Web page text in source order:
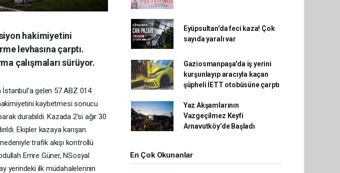
hakimiyetini
levhasına çarptı.
çalışmaları sürüyor.
gelen 57 ABZ 014
kaybetmesi sonucu
durabildi. Kazada 2'si ağır 30
Ekipler kazaya karışan
trafik akışı kontrollü
Emre Güner, NSosyal
yerindeki ilk müdahalelerinin
Eyüpsultan'da feci kaza! Çok
sayıda yaralı var
Gaziosmanpaşa'da iş yerini
kurşunlayıp aracıyla kaçan
şüpheli İETT otobüsüne çarptı
Yaz Akşamlarının
Vazgeçilmez Keyfi
Arnavutköy’de Başladı
En Çok Okunanlar